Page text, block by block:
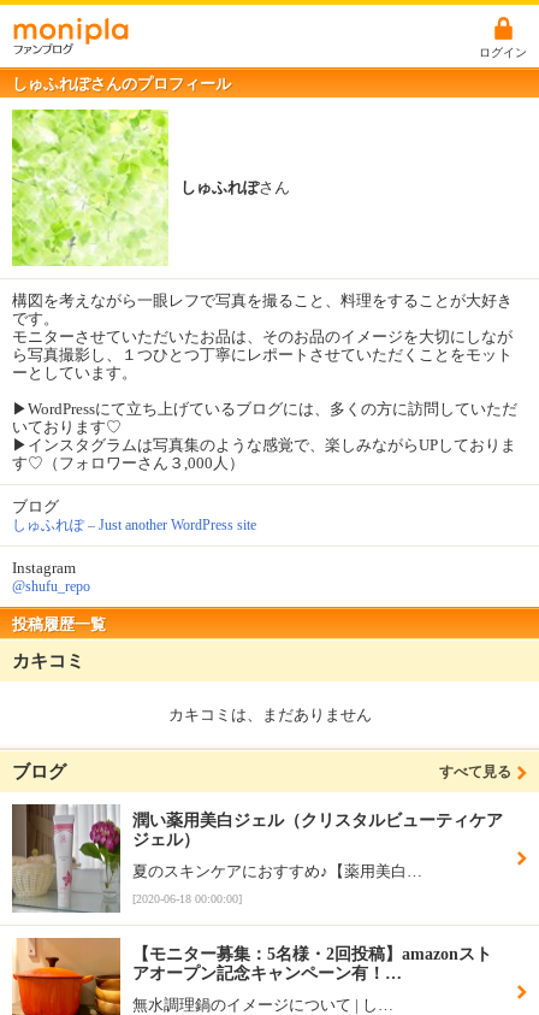
ログイン
しゅふれぽさんのプロフィール
しゅふれぽさん
構図を考えながら一眼レフで写真を撮ること、料理をすることが大好き
です。
モニターさせていただいたお品は、そのお品のイメージを大切にしなが
ら写真撮影し、１つひとつ丁寧にレポートさせていただくことをモット
ーとしています。
▶︎WordPressにて立ち上げているブログには、多くの方に訪問していただ
いております♡
▶︎インスタグラムは写真集のような感覚で、楽しみながらUPしておりま
す♡（フォロワーさん３,000人）
ブログ
しゅふれぽ – Just another WordPress site
Instagram
@shufu_repo
投稿履歴一覧
カキコミ
カキコミは、まだありません
ブログ すべて見る
潤い薬用美白ジェル（クリスタルビューティケア
ジェル）
夏のスキンケアにおすすめ♪【薬用美白…
[2020-06-18 00:00:00]
【モニター募集：5名様・2回投稿】amazonスト
アオープン記念キャンペーン有！…
無水調理鍋のイメージについて | し…